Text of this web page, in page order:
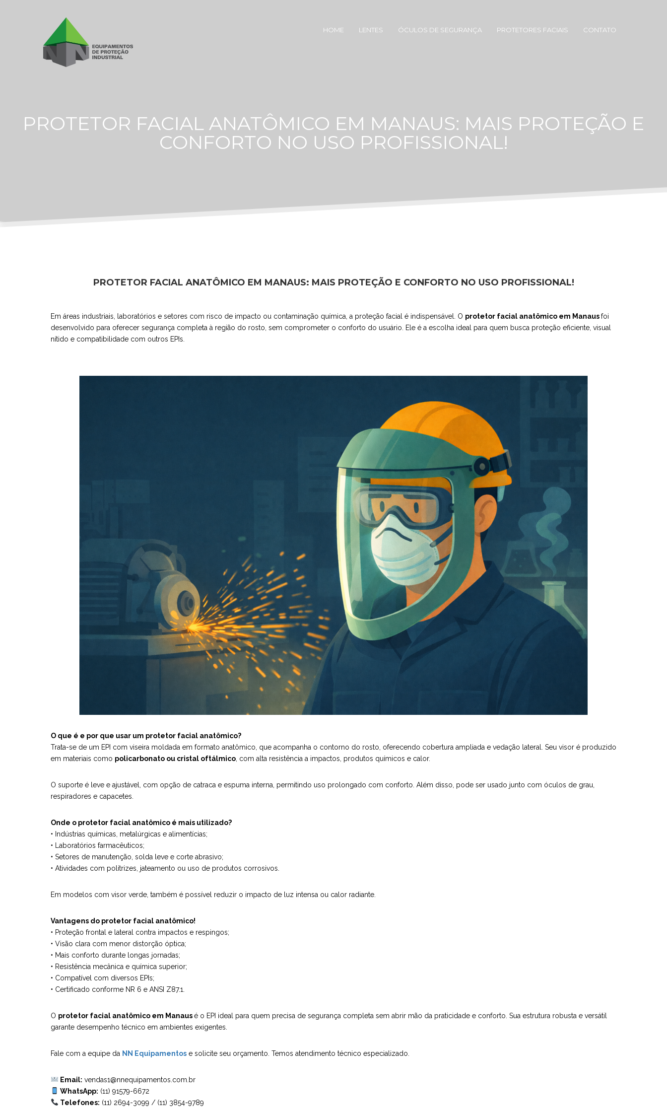
HOME LENTES ÓCULOS DE SEGURANÇA PROTETORES FACIAIS CONTATO
PROTETOR FACIAL ANATÔMICO EM MANAUS: MAIS PROTEÇÃO E
CONFORTO NO USO PROFISSIONAL!
PROTETOR FACIAL ANATÔMICO EM MANAUS: MAIS PROTEÇÃO E CONFORTO NO USO PROFISSIONAL!
Em áreas industriais, laboratórios e setores com risco de impacto ou contaminação química, a proteção facial é indispensável. O protetor facial anatômico em Manausfoi
desenvolvido para oferecer segurança completa à região do rosto, sem comprometer o conforto do usuário. Ele é a escolha ideal para quem busca proteção eficiente, visual
nítido e compatibilidade com outros EPIs.
O que é e por que usar um protetor facial anatômico?
Trata-se de um EPI com viseira moldada em formato anatômico, que acompanha o contorno do rosto, oferecendo cobertura ampliada e vedação lateral. Seu visor é produzido
em materiais como policarbonato ou cristal oftálmico , com alta resistência a impactos, produtos químicos e calor.
O suporte é leve e ajustável, com opção de catraca e espuma interna, permitindo uso prolongado com conforto. Além disso, pode ser usado junto com óculos de grau,
respiradores e capacetes.
Onde o protetor facial anatômico é mais utilizado?
• Indústrias químicas, metalúrgicas e alimentícias;
• Laboratórios farmacêuticos;
• Setores de manutenção, solda leve e corte abrasivo;
• Atividades com politrizes, jateamento ou uso de produtos corrosivos.
Em modelos com visor verde, também é possível reduzir o impacto de luz intensa ou calor radiante.
Vantagens do protetor facial anatômico!
• Proteção frontal e lateral contra impactos e respingos;
• Visão clara com menor distorção óptica;
• Mais conforto durante longas jornadas;
• Resistência mecânica e química superior;
• Compatível com diversos EPIs;
• Certificado conforme NR 6 e ANSI Z87.1.
O protetor facial anatômico em Manausé o EPI ideal para quem precisa de segurança completa sem abrir mão da praticidade e conforto. Sua estrutura robusta e versátil
garante desempenho técnico em ambientes exigentes.
Fale com a equipe da NN Equipamentos e solicite seu orçamento. Temos atendimento técnico especializado.
Email: vendas1@nnequipamentos.com.br
WhatsApp: (11) 91579-6672
Telefones: (11) 2694-3099 / (11) 3854-9789